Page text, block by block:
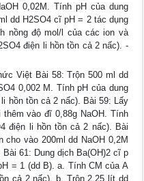
0,02M. Tính pH của dung
dd H2SO4 cĩ pH = 2 tác dụng
nồng độ mol/l của các ion và
điện li hồn tồn cả 2 nấc). -
Việt Bài 58: Trộn 500 ml dd
0,002 M. Tính pH của dung
hồn tồn cả 2 nấc). Bài 59: Lấy
vào đĩ 0,88g NaOH. Tính
điện li hồn tồn cả 2 nấc). Bài
cho vào 200ml dd NaOH 0,2M
61: Dung dịch Ba(OH)2 cĩ p
= 1 (dd B). a. Tính CM của A
cả 2 nấc). b. Trộn 2,25 lít dd